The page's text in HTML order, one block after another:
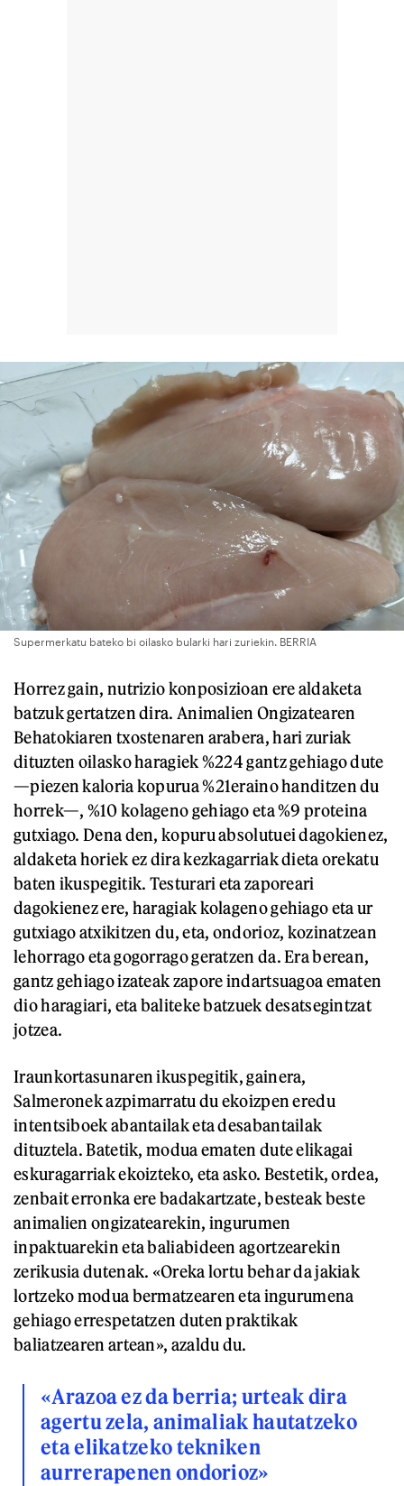
Supermerkatu bateko bi oilasko bularki hari zuriekin. BERRIA
Horrez gain, nutrizio konposizioan ere aldaketa
batzuk gertatzen dira. Animalien Ongizatearen
Behatokiaren txostenaren arabera, hari zuriak
dituzten oilasko haragiek %224 gantz gehiago dute
—piezen kaloria kopurua %21eraino handitzen du
horrek—, %10 kolageno gehiago eta %9 proteina
gutxiago. Dena den, kopuru absolutuei dagokienez,
aldaketa horiek ez dira kezkagarriak dieta orekatu
baten ikuspegitik. Testurari eta zaporeari
dagokienez ere, haragiak kolageno gehiago eta ur
gutxiago atxikitzen du, eta, ondorioz, kozinatzean
lehorrago eta gogorrago geratzen da. Era berean,
gantz gehiago izateak zapore indartsuagoa ematen
dio haragiari, eta baliteke batzuek desatsegintzat
jotzea.
Iraunkortasunaren ikuspegitik, gainera,
Salmeronek azpimarratu du ekoizpen eredu
intentsiboek abantailak eta desabantailak
dituztela. Batetik, modua ematen dute elikagai
eskuragarriak ekoizteko, eta asko. Bestetik, ordea,
zenbait erronka ere badakartzate, besteak beste
animalien ongizatearekin, ingurumen
inpaktuarekin eta baliabideen agortzearekin
zerikusia dutenak. «Oreka lortu behar da jakiak
lortzeko modua bermatzearen eta ingurumena
gehiago errespetatzen duten praktikak
baliatzearen artean», azaldu du.
«Arazoa ez da berria; urteak dira
agertu zela, animaliak hautatzeko
eta elikatzeko tekniken
aurrerapenen ondorioz»